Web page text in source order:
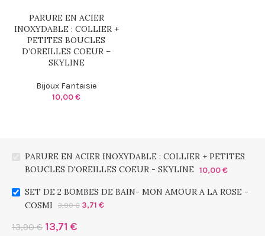
PARURE EN ACIER
INOXYDABLE : COLLIER +
PETITES BOUCLES
D’OREILLES COEUR –
SKYLINE
Bijoux Fantaisie
10,00€
PARURE EN ACIER INOXYDABLE : COLLIER + PETITES
BOUCLES D'OREILLES COEUR - SKYLINE 10,00€
SET DE 2 BOMBES DE BAIN- MON AMOUR A LA ROSE -
COSMI
3,90€ 3,71 €
13,90€ 13,71 €